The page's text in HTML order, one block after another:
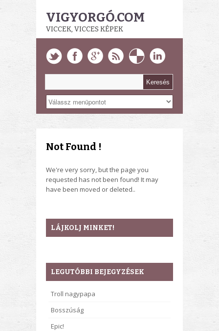
VIGYORGÓ.COM
VICCEK, VICCES KÉPEK
Not Found !
We're very sorry, but the page you
requested has not been found! It may
have been moved or deleted..
LÁJKOLJ MINKET!
LEGUTÓBBI BEJEGYZÉSEK
Troll nagypapa
Bosszúság
Epic!